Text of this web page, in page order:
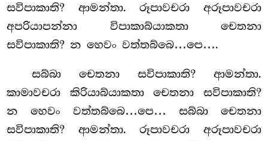
සවිපාකාති? ආමන්තා. රූපාවචරා අරූපාවචරා
අපරියාපන්නා විපාකාබ්යාකතා චෙතනා
සවිපාකාති? න හෙවං වත්තබ්බෙ…පෙ….
සබ්බා චෙතනා සවිපාකාති? ආමන්තා.
කාමාවචරා කිරියාබ්යාකතා චෙතනා සවිපාකාති?
න හෙවං වත්තබ්බෙ…පෙ… සබ්බා චෙතනා
සවිපාකාති? ආමන්තා. රූපාවචරා අරූපාවචරා